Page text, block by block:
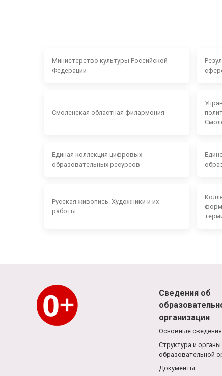
Министерство культуры Российской
Федерации
Смоленская областная филармония
Единая коллекция цифровых
образовательных ресурсов
Русская живопись. Художники и их
работы.
Сведения об
организации
Основные сведения
Структура и
образовательной
Документы